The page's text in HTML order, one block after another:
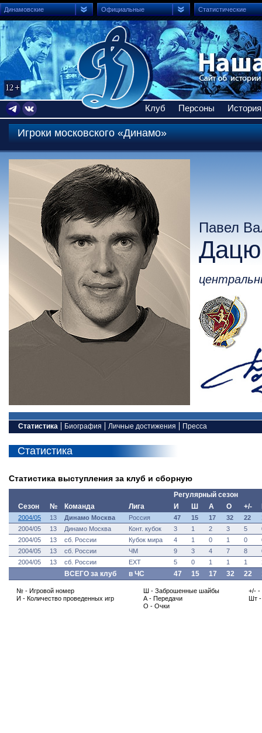
Динамовские Официальные Статистические
Клуб Персоны История
Игроки московского «Динамо»
Павел
Статистика
Статистика
Статистика выступления за клуб и сборную
Регулярный сезон
Сезон
№ Команда Лига И Ш А О +/-
2004/05 13 Динамо Москва Россия 47 15 17 32 22
2004/05
13 Динамо Москва Конт. кубок 3 1 2 3 5
2004/05
13 сб. России Кубок мира 4 1 0 1 0
2004/05
13 сб. России ЧМ 9 3 4 7 8
2004/05
13 сб. России ЕХТ 5 0 1 1 1
ВСЕГО за клуб в ЧС 47 15 17 32 22
№ - Игровой номер
И - Количество проведенных игр
Ш - Заброшенные шайбы
А - Передачи
О - Очки
+/-
Шт -
Биография Личные достижения Пресса